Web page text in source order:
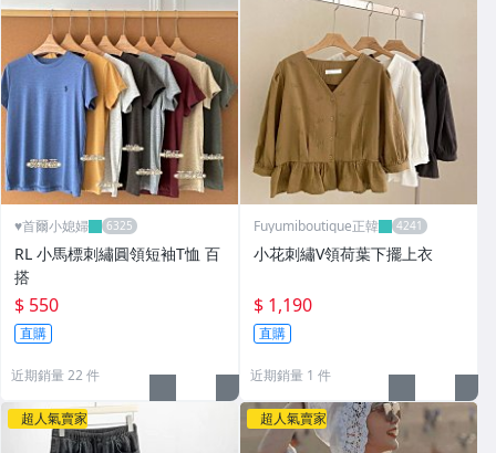
♥️首爾小媳婦
RL 小馬標刺繡圓領短袖T恤 百
搭
$ 550
直購
近期銷量 22 件
Fuyumiboutique正韓
小花刺繡V領荷葉下擺上衣
$ 1,190
直購
近期銷量 1 件
超人氣賣家 超人氣賣家